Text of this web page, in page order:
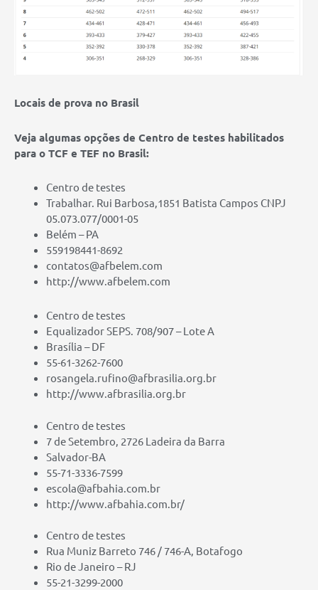
Locais de prova no Brasil
Veja algumas opções de Centro de testes habilitados
para o TCF e TEF no Brasil:
Centro de testes
Trabalhar. Rui Barbosa,1851 Batista Campos CNPJ
05.073.077/0001-05
Belém – PA
559198441-8692
contatos@afbelem.com
http://www.afbelem.com
Centro de testes
Equalizador SEPS. 708/907 – Lote A
Brasília – DF
55-61-3262-7600
rosangela.rufino@afbrasilia.org.br
http://www.afbrasilia.org.br
Centro de testes
7 de Setembro, 2726 Ladeira da Barra
Salvador-BA
55-71-3336-7599
escola@afbahia.com.br
http://www.afbahia.com.br/
Centro de testes
Rua Muniz Barreto 746 / 746-A, Botafogo
Rio de Janeiro – RJ
55-21-3299-2000